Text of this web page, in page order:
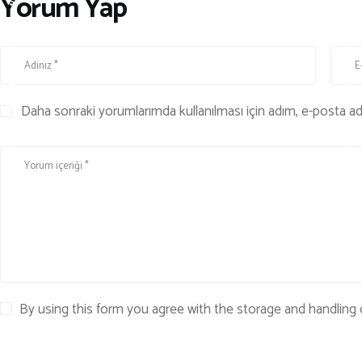
S
Daha sonraki yorumlarımda kullanılması için adım, e-posta
By using this form you agree with the storage and